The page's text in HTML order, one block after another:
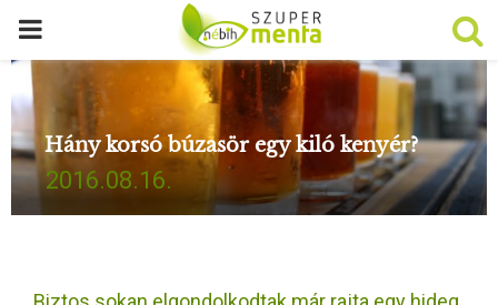
P
R
I
M
Hány korsó búzasör egy kiló kenyér?
2016.08.16.